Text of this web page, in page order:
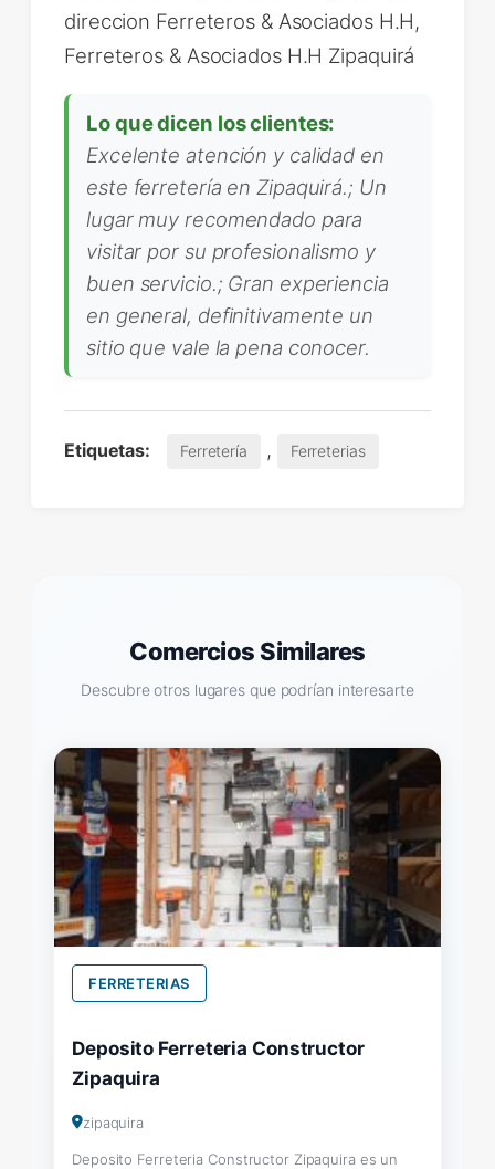
direccion Ferreteros & Asociados H.H,
Ferreteros & Asociados H.H Zipaquirá
Lo que dicen los clientes:
Excelente atención y calidad en
este ferretería en Zipaquirá.; Un
lugar muy recomendado para
visitar por su profesionalismo y
buen servicio.; Gran experiencia
en general, definitivamente un
sitio que vale la pena conocer.
Etiquetas: Ferretería , Ferreterias
Comercios Similares
Descubre otros lugares que podrían interesarte
FERRETERIAS
Deposito Ferreteria Constructor
Zipaquira
zipaquira
Deposito Ferreteria Constructor Zipaquira es un